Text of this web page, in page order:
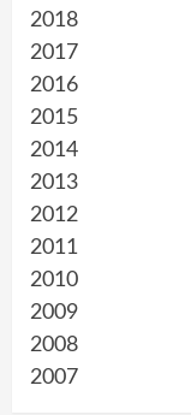
2018
2017
2016
2015
2014
2013
2012
2011
2010
2009
2008
2007